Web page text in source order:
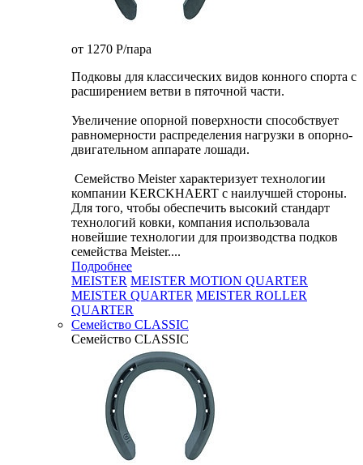
от 1270 P/пара
Подковы для классических видов конного спорта с
расширением ветви в пяточной части.
Увеличение опорной поверхности способствует
равномерности распределения нагрузки в опорно-
двигательном аппарате лошади.
Семейство Meister характеризует технологии
компании KERCKHAERT с наилучшей стороны.
Для того, чтобы обеспечить высокий стандарт
технологий ковки, компания использовала
новейшие технологии для производства подков
семейства Meister....
Подробнее
MEISTER MEISTER MOTION QUARTER
MEISTER QUARTER MEISTER ROLLER
QUARTER
Семейство CLASSIC
Семейство CLASSIC